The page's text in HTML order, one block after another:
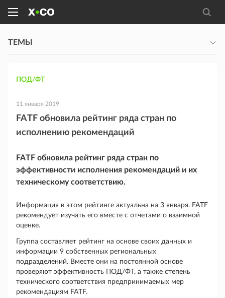
ТЕМЫ
ПОД/ФТ
11 января 2019
FATF обновила рейтинг ряда стран по
исполнению рекомендаций
FATF обновила рейтинг ряда стран по
эффективности исполнения рекомендаций и их
техническому соответствию.
Информация в этом рейтинге актуальна на 3 января. FATF
рекомендует изучать его вместе с отчетами о взаимной
оценке.
Группа составляет рейтинг на основе своих данных и
информации 9 собственных региональных
подразделений. Вместе они на постоянной основе
проверяют эффективность ПОД/ФТ, а также степень
технического соответствия предпринимаемых мер
рекомендациям FATF.